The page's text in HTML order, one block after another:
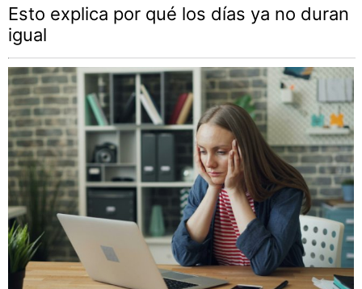
Esto explica por qué los días ya no duran
igual